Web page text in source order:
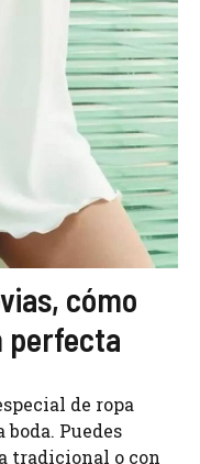
cómo
perfecta
de ropa
Puedes
tradicional o con